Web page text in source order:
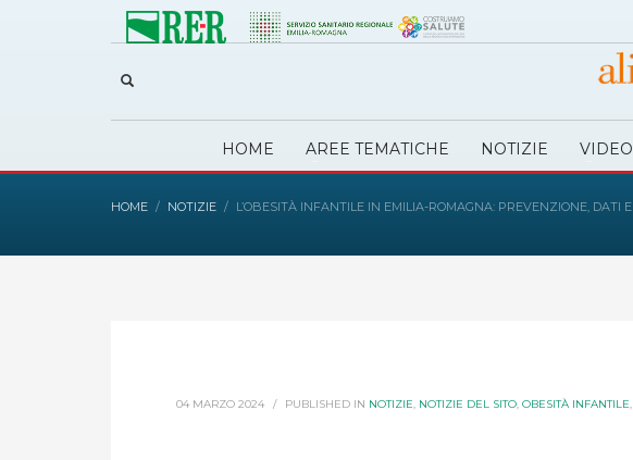
HOME AREE TEMATICHE NOTIZIE VIDEO
HOME NOTIZIE L’OBESITÀ INFANTILE IN EMILIA-ROMAGNA: PREVENZIONE, DATI
04 MARZO 2024 / PUBLISHED IN NOTIZIE, NOTIZIE DEL SITO, OBESITÀ INFANTILE,